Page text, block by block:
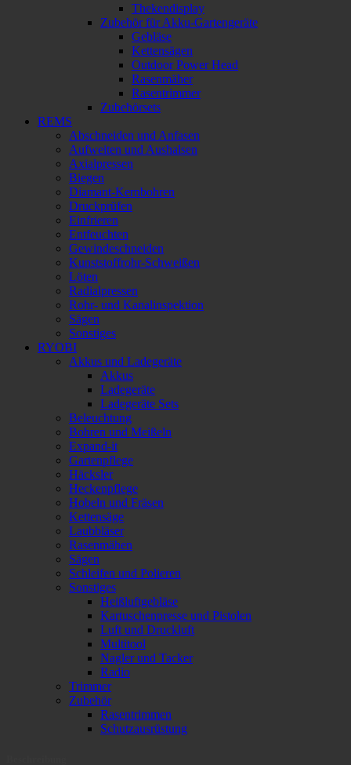
Thekendisplay
Zubehör für Akku-Gartengeräte
Gebläse
Kettensägen
Outdoor Power Head
Rasenmäher
Rasentrimmer
Zubehörsets
REMS
Abschneiden und Anfasen
Aufweiten und Aushalsen
Axialpressen
Biegen
Diamant-Kernbohren
Druckprüfen
Einfrieren
Entfeuchten
Gewindeschneiden
Kunststoffrohr-Schweißen
Löten
Radialpressen
Rohr- und Kanalinspektion
Sägen
Sonstiges
RYOBI
Akkus und Ladegeräte
Akkus
Ladegeräte
Ladegeräte Sets
Beleuchtung
Bohren und Meißeln
Expand-it
Gartenpflege
Häcksler
Heckenpflege
Hobeln und Fräsen
Kettensäge
Laubbläser
Rasenmähen
Sägen
Schleifen und Polieren
Sonstiges
Heißluftgebläse
Kartuschenpresse und Pistolen
Luft und Druckluft
Multitool
Nagler und Tacker
Radio
Trimmer
Zubehör
Rasentrimmen
Schutzausrüstung